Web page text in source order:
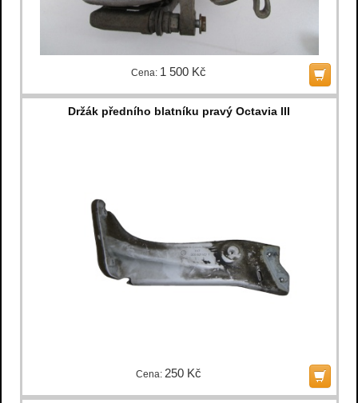
Cena: 1 500 Kč
Držák předního blatníku pravý Octavia III
Cena: 250 Kč